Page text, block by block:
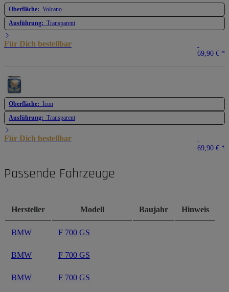
Oberfläche: Volcano
Ausführung: Transparent
Für Dich bestellbar
69,90 € *
Oberfläche: Icon
Ausführung: Transparent
Für Dich bestellbar
69,90 € *
Passende Fahrzeuge
Hersteller Modell Baujahr Hinweis
BMW F 700 GS
BMW F 700 GS
BMW F 700 GS